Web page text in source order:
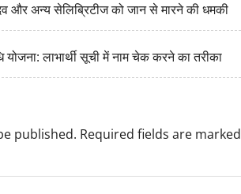
और अन्य सेलिब्रिटीज को जान से मारने की धमकी
योजना: लाभार्थी सूची में नाम चेक करने का तरीका
published. Required fields are marked